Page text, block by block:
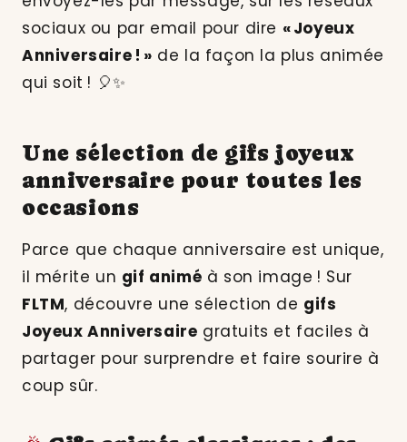
sociaux ou par email pour dire « Joyeux
Anniversaire ! » de la façon la plus animée
qui soit ! 🎈✨
Une sélection de gifs joyeux
anniversaire pour toutes les
occasions
Parce que chaque anniversaire est unique,
il mérite un gif animé à son image ! Sur
FLTM, découvre une sélection de gifs
Joyeux Anniversaire gratuits et faciles à
partager pour surprendre et faire sourire à
coup sûr.